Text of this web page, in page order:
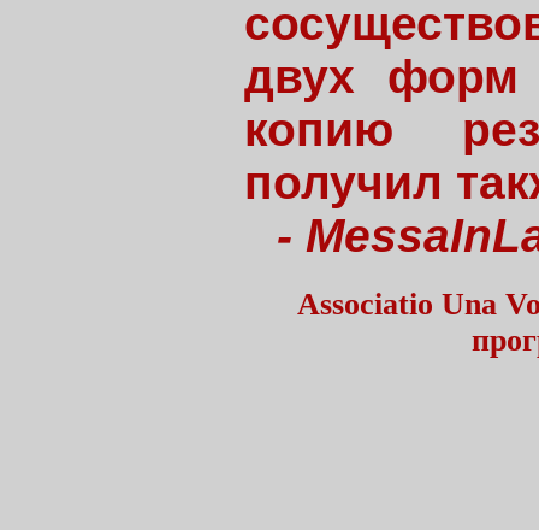
двух
копию
получил
-
Associatio Una